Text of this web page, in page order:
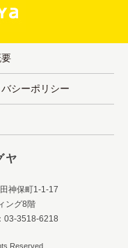
シーポリシー
ヤ
神保町1-1-17
ング8階
3518-6218
Reserved.